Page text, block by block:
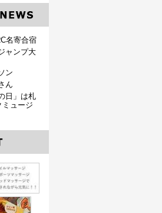
名寄合宿
ャンプ大
ン
ん
日」は札
ミュージ